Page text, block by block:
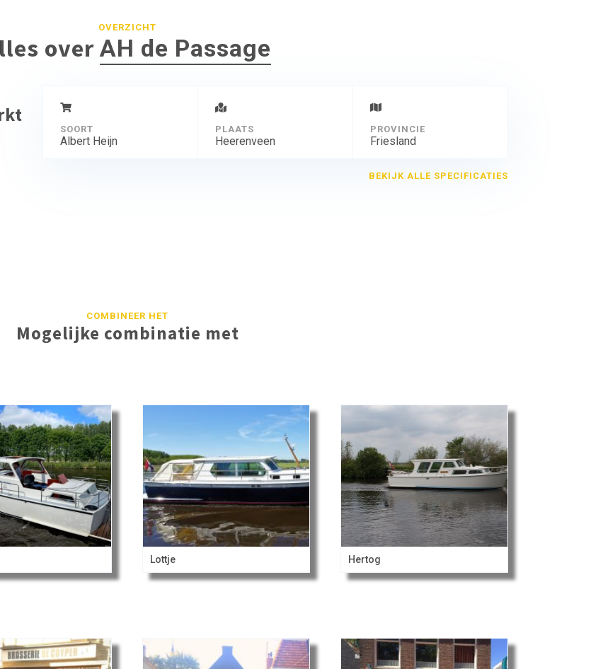
OVERZICHT
overAH de Passage
SOORT
Albert Heijn
PLAATS
Heerenveen
PROVINCIE
Friesland
BEKIJK ALLE SPECIFICATIES
COMBINEER HET
Mogelijke combinatie met
Lottje Hertog